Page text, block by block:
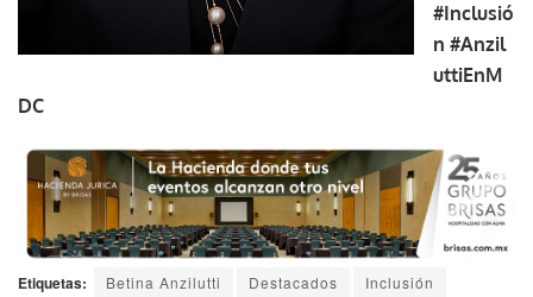
#Inclusió
n #Anzil
uttiEnM
DC
Etiquetas: Betina Anzilutti Destacados
Inclusión